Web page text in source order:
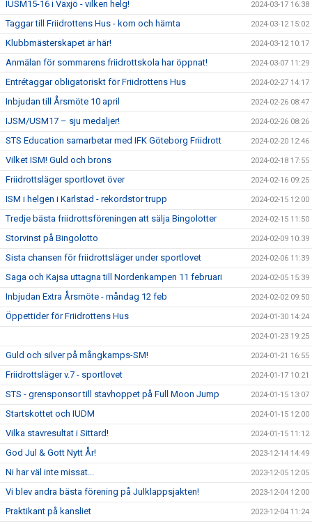
IUSM15-16 i Växjö - vilken helg! 2024-03-17 16:38
Taggar till Friidrottens Hus - kom och hämta 2024-03-12 15:02
Klubbmästerskapet är här! 2024-03-12 10:17
Anmälan för sommarens friidrottskola har öppnat! 2024-03-07 11:29
Entrétaggar obligatoriskt för Friidrottens Hus 2024-02-27 14:17
Inbjudan till Årsmöte 10 april 2024-02-26 08:47
IJSM/USM17 – sju medaljer! 2024-02-26 08:26
STS Education samarbetar med IFK Göteborg Friidrott 2024-02-20 12:46
Vilket ISM! Guld och brons 2024-02-18 17:55
Friidrottsläger sportlovet över 2024-02-16 09:25
ISM i helgen i Karlstad - rekordstor trupp 2024-02-15 12:00
Tredje bästa friidrottsföreningen att sälja Bingolotter 2024-02-15 11:50
Storvinst på Bingolotto 2024-02-09 10:39
Sista chansen för friidrottsläger under sportlovet 2024-02-06 11:39
Saga och Kajsa uttagna till Nordenkampen 11 februari 2024-02-05 15:39
Inbjudan Extra Årsmöte - måndag 12 feb 2024-02-02 09:50
Öppettider för Friidrottens Hus 2024-01-30 14:24
2024-01-23 19:25
Guld och silver på mångkamps-SM! 2024-01-21 16:55
Friidrottsläger v.7 - sportlovet 2024-01-17 10:21
STS - grensponsor till stavhoppet på Full Moon Jump 2024-01-15 13:07
Startskottet och IUDM 2024-01-15 12:00
Vilka stavresultat i Sittard! 2024-01-15 11:12
God Jul & Gott Nytt År! 2023-12-14 14:49
Ni har väl inte missat... 2023-12-05 12:05
Vi blev andra bästa förening på Julklappsjakten! 2023-12-04 12:00
Praktikant på kansliet 2023-12-04 11:24